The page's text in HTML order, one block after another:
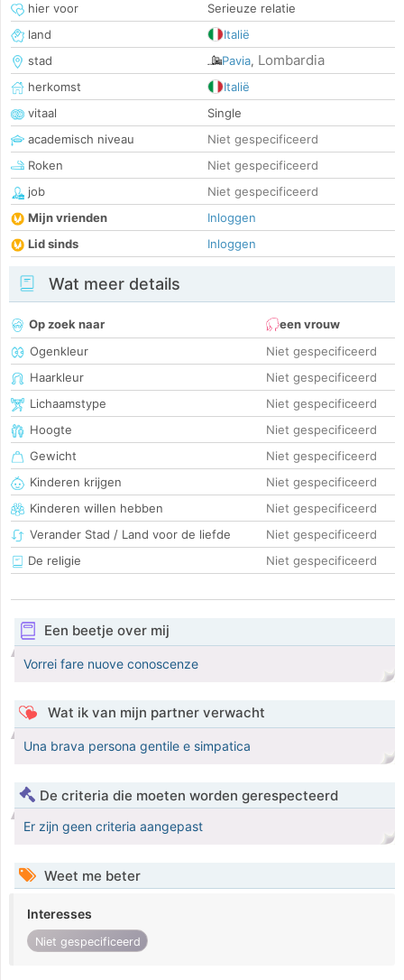
hier voor
Serieuze relatie
land
Italië
stad
Pavia, Lombardia
herkomst
Italië
vitaal
Single
academisch niveau
Niet gespecificeerd
Roken
Niet gespecificeerd
job
Niet gespecificeerd
Mijn vrienden
Inloggen
Lid sinds
Inloggen
Wat meer details
Op zoek naar
een vrouw
Ogenkleur
Niet gespecificeerd
Haarkleur
Niet gespecificeerd
Lichaamstype
Niet gespecificeerd
Hoogte
Niet gespecificeerd
Gewicht
Niet gespecificeerd
Kinderen krijgen
Niet gespecificeerd
Kinderen willen hebben
Niet gespecificeerd
Verander Stad / Land voor de liefde
Niet gespecificeerd
De religie
Niet gespecificeerd
Een beetje over mij
Vorrei fare nuove conoscenze
Wat ik van mijn partner verwacht
Una brava persona gentile e simpatica
De criteria die moeten worden gerespecteerd
Er zijn geen criteria aangepast
Weet me beter
Interesses
Niet gespecificeerd